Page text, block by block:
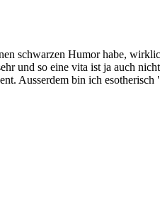
schwarzen Humor habe,
und so eine vita ist ja auch
Ausserdem bin ich